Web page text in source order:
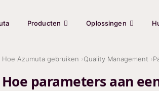
Producten Oplossingen
Hoe Azumuta gebruiken Quality Management
Hoe parameters aan